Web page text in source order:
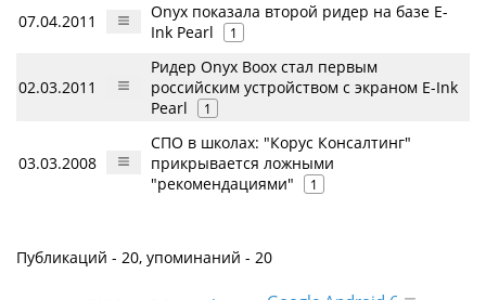
07.04.2011
Onyx показала второй ридер на базе E-
Ink Pearl
1
02.03.2011
Ридер Onyx Boox стал первым
российским устройством с экраном E-Ink
Pearl
1
03.03.2008
СПО в школах: "Корус Консалтинг"
прикрывается ложными
"рекомендациями"
1
Публикаций - 20, упоминаний - 20